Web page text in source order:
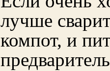
лучше
компот, и